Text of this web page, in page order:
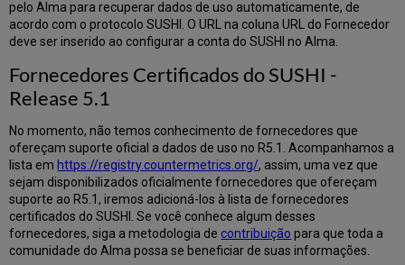
pelo Alma para recuperar dados de uso automaticamente, de
acordo com o protocolo SUSHI. O URL na coluna URL do Fornecedor
deve ser inserido ao configurar a conta do SUSHI no Alma.
Fornecedores Certificados do SUSHI -
Release 5.1
No momento, não temos conhecimento de fornecedores que
ofereçam suporte oficial a dados de uso no R5.1. Acompanhamos a
lista em https://registry.countermetrics.org/, assim, uma vez que
sejam disponibilizados oficialmente fornecedores que ofereçam
suporte ao R5.1, iremos adicioná-los à lista de fornecedores
certificados do SUSHI. Se você conhece algum desses
fornecedores, siga a metodologia de contribuição para que toda a
comunidade do Alma possa se beneficiar de suas informações.